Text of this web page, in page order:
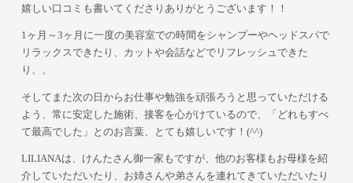
嬉しい口コミも書いてくださりありがとうございます！！
1ヶ月～3ヶ月に一度の美容室での時間をシャンプーやヘッドスパで
リラックスできたり、カットや会話などでリフレッシュできた
り、、
そしてまた次の日からお仕事や勉強を頑張ろうと思っていただける
よう、常に安定した施術、接客を心がけているので、「どれもすべ
て最高でした」とのお言葉、とても嬉しいです！(^^)
LILIANAは、けんたさん御一家もですが、他のお客様もお母様を紹
介していただいたり、お姉さんや弟さんを連れてきていただいたり